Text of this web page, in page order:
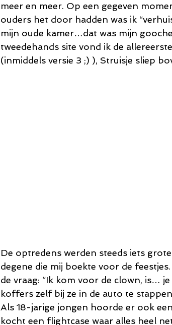
meer en meer. Op een gegeven
ouders het door hadden was ik
mijn oude kamer…dat was mijn
tweedehands site vond ik de
(inmiddels versie 3 ;) ), Struisje sliep
De optredens werden steeds iets
degene die mij boekte voor de
de vraag: “Ik kom voor de clown, is…
koffers zelf bij ze in de auto te
Als 18-jarige jongen hoorde er ook
kocht een flightcase waar alles heel